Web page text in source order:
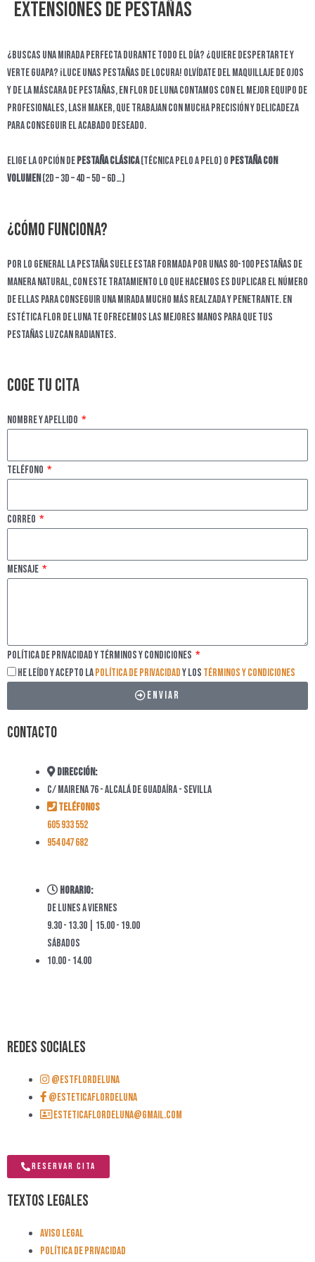
Extensiones de pestañas
¿Buscas una mirada PERFECTA durante todo el día? ¿Quiere despertarte y
verte guapa? ¡luce unas pestañas de locura! Olvídate del maquillaje de ojos
y de la máscara de pestañas, En Flor de Luna contamos con el mejor equipo de
profesionales, LASH MAKER, que trabajan con mucha precisión y delicadeza
para conseguir el acabado deseado.
Elige la opción dePESTAÑA CLÁSICA(técnica pelo a pelo) o PESTAÑA CON
VOLUMEN(2D – 3D – 4D – 5D – 6D…)
¿Cómo funciona?
Por lo general la pestaña suele estar formada por unas 80-100 pestañas de
manera natural, con este tratamiento lo que hacemos es duplicar el número
de ellas para conseguir una mirada mucho más realzada y penetrante. En
Estética Flor de Luna te ofrecemos las mejores manos para que tus
pestañas luzcan radiantes.
Coge tu cita
Nombre y apellido
Teléfono
Correo
Mensaje
Política de privacidad y Términos y Condiciones
He leído y acepto laPolítica de privacidady los Términos y Condiciones
Enviar
Contacto
Dirección:
C/ Mairena 76 - Alcalá de Guadaíra - Sevilla
Teléfonos
605 933 552
954 047 682
Horario:
De lunes a viernes
9.30 - 13.30 | 15.00 - 19.00
Sábados
10.00 - 14.00
Redes Sociales
@estflordeluna
@esteticaFlordeLuna
esteticaflordeluna@gmail.com
RESERVAR CITA
Textos legales
Aviso Legal
Política de Privacidad